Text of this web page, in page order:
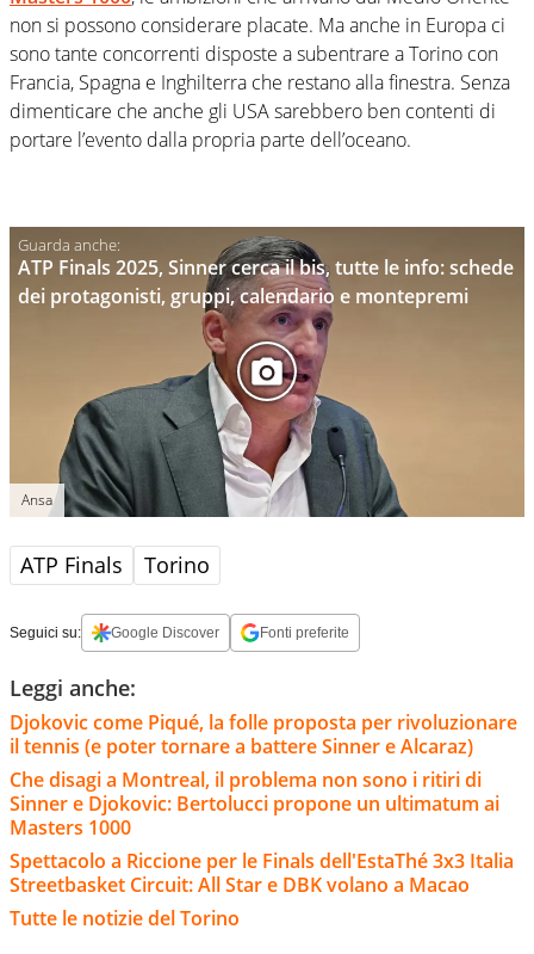
non si possono considerare placate. Ma anche in Europa ci
sono tante concorrenti disposte a subentrare a Torino con
Francia, Spagna e Inghilterra che restano alla finestra. Senza
dimenticare che anche gli USA sarebbero ben contenti di
portare l’evento dalla propria parte dell’oceano.
ATP Finals 2025, Sinner cerca il bis, tutte le info: schede
dei protagonisti, gruppi, calendario e montepremi
Ansa
ATP Finals Torino
Seguici su: Google Discover Fonti preferite
Leggi anche:
Djokovic come Piqué, la folle proposta per rivoluzionare
il tennis (e poter tornare a battere Sinner e Alcaraz)
Che disagi a Montreal, il problema non sono i ritiri di
Sinner e Djokovic: Bertolucci propone un ultimatum ai
Masters 1000
Spettacolo a Riccione per le Finals dell'EstaThé 3x3 Italia
Streetbasket Circuit: All Star e DBK volano a Macao
Tutte le notizie del Torino